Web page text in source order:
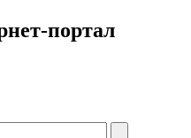
портал